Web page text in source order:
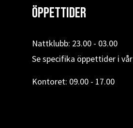
Öppettider
Nattklubb: 23.00 - 03.00
Se specifika öppettider i vår
Kontoret: 09.00 - 17.00